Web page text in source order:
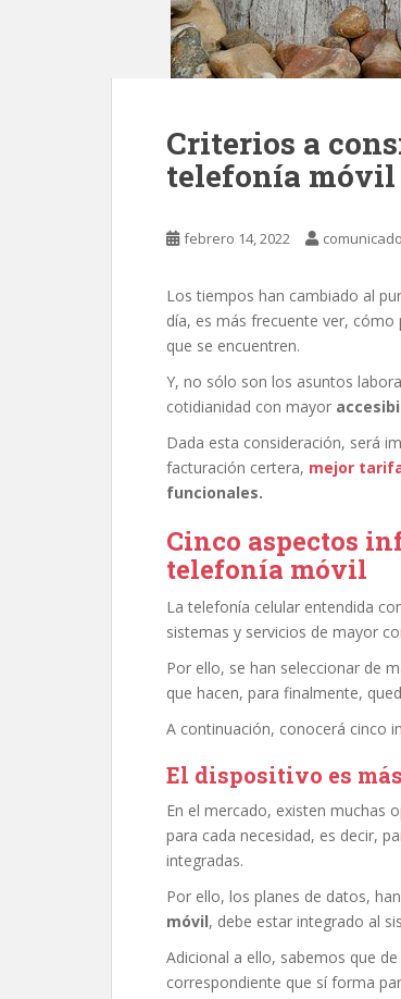
Criterios a
telefonía móvil
febrero 14, 2022
Los tiempos han cambiado al
día, es más frecuente ver,
que se encuentren.
Y, no sólo son los asuntos
cotidianidad con mayor
Dada esta consideración, será
facturación certera, mejor
funcionales.
Cinco aspectos
telefonía móvil
La telefonía celular entendida
sistemas y servicios de mayor
Por ello, se han seleccionar de
que hacen, para finalmente,
A continuación, conocerá cinco
El dispositivo es
En el mercado, existen muchas
para cada necesidad, es decir,
integradas.
Por ello, los planes de datos,
móvil, debe estar integrado al
Adicional a ello, sabemos que
correspondiente que sí forma